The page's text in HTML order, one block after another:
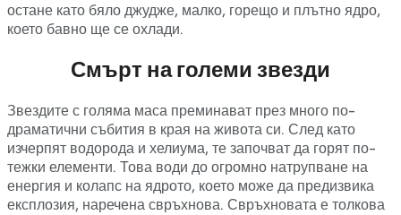
остане като бяло джудже, малко, горещо и плътно ядро,
което бавно ще се охлади.
Смърт на големи звезди
Звездите с голяма маса преминават през много по-
драматични събития в края на живота си. След като
изчерпят водорода и хелиума, те започват да горят по-
тежки елементи. Това води до огромно натрупване на
енергия и колапс на ядрото, което може да предизвика
експлозия, наречена свръхнова. Свръхновата е толкова